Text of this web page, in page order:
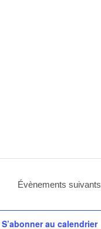
Évènements suivants
S’abonner au calendrier